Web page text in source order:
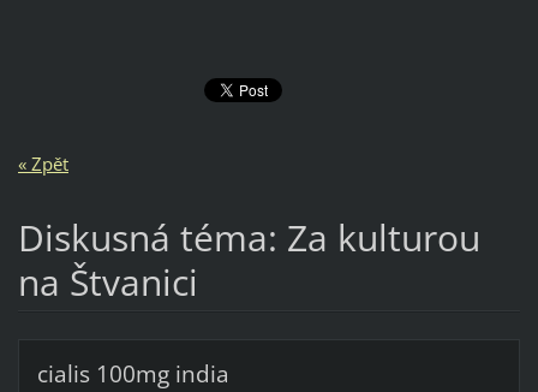
« Zpět
Diskusná téma: Za kulturou
na Štvanici
cialis 100mg india